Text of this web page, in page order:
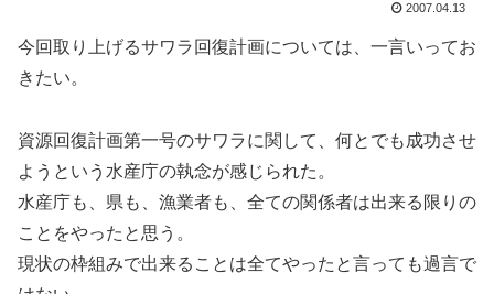
2007.04.13
今回取り上げるサワラ回復計画については、一言いってお
きたい。
資源回復計画第一号のサワラに関して、何とでも成功させ
ようという水産庁の執念が感じられた。
水産庁も、県も、漁業者も、全ての関係者は出来る限りの
ことをやったと思う。
現状の枠組みで出来ることは全てやったと言っても過言で